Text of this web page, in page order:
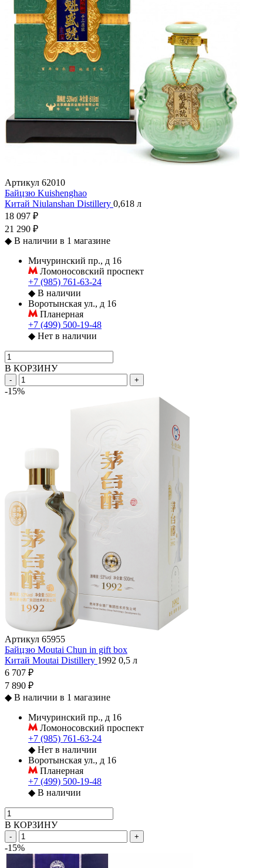
Артикул 62010
Байцзю Kuishenghao
Китай Niulanshan Distillery 0,618 л
18 097 ₽
21 290 ₽
◆ В наличии в 1 магазине
Мичуринский пр., д 16
Ломоносовский проспект
+7 (985) 761-63-24
◆ В наличии
Воротынская ул., д 16
Планерная
+7 (499) 500-19-48
◆ Нет в наличии
В КОРЗИНУ
- +
-15%
Артикул 65955
Байцзю Moutai Chun in gift box
Китай Moutai Distillery 1992 0,5 л
6 707 ₽
7 890 ₽
◆ В наличии в 1 магазине
Мичуринский пр., д 16
Ломоносовский проспект
+7 (985) 761-63-24
◆ Нет в наличии
Воротынская ул., д 16
Планерная
+7 (499) 500-19-48
◆ В наличии
В КОРЗИНУ
- +
-15%